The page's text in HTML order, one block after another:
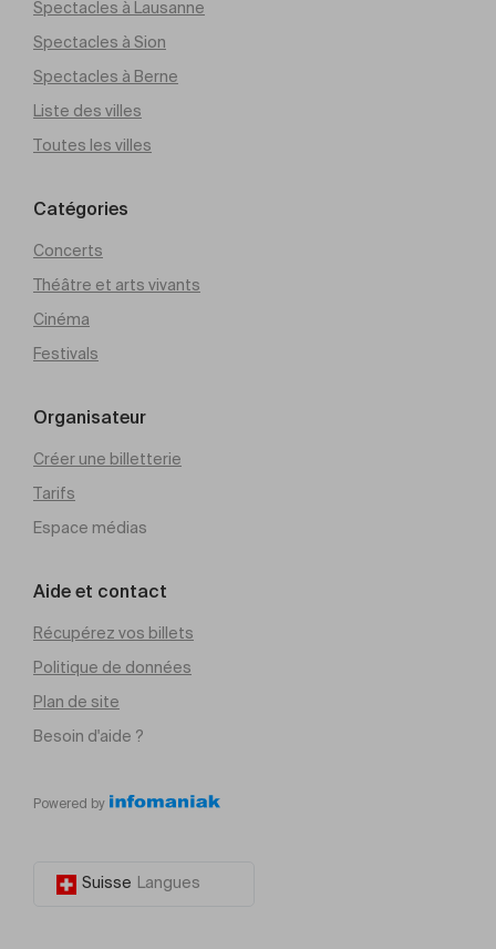
Spectacles à Lausanne
Spectacles à Sion
Spectacles à Berne
Liste des villes
Toutes les villes
Catégories
Concerts
Théâtre et arts vivants
Cinéma
Festivals
Organisateur
Créer une billetterie
Tarifs
Espace médias
Aide et contact
Récupérez vos billets
Politique de données
Plan de site
Besoin d'aide ?
Powered by
Suisse Langues